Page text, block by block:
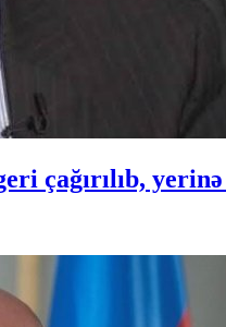
çağırılıb,